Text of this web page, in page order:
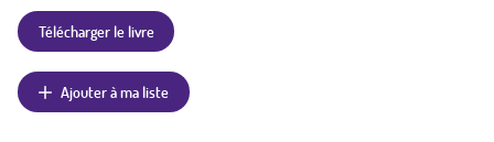
Télécharger le livre
Ajouter à ma liste